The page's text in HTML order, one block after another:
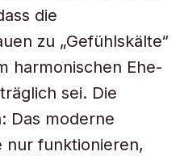
die
zu „Gefühlskälte“
harmonischen Ehe-
sei. Die
Das moderne
nur funktionieren,